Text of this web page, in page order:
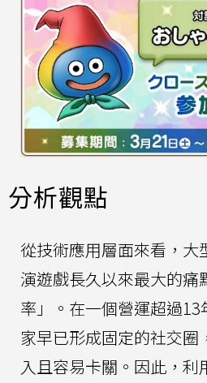
分析觀點
從技術應用層面來看，大
演遊戲長久以來最大的痛
率」。在一個營運超過
家早已形成固定的社交圈
入且容易卡關。因此，利